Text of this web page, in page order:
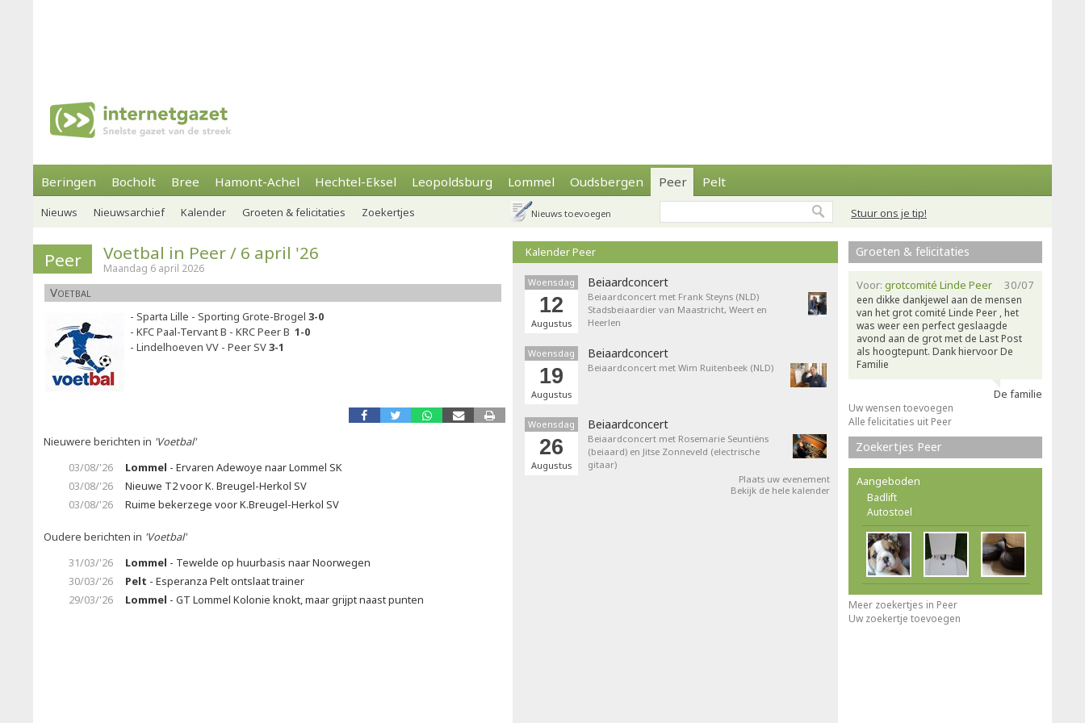
Beringen Bocholt Bree Hamont-Achel Hechtel-Eksel Leopoldsburg Lommel Oudsbergen Peer Pelt
Stuur ons je tip!
Nieuws Nieuwsarchief Kalender Groeten & felicitaties Zoekertjes Nieuws toevoegen
Peer Voetbal in Peer / 6 april '26
Maandag 6 april 2026
Voetbal
- Sparta Lille - Sporting Grote-Brogel 3-0
- KFC Paal-Tervant B - KRC Peer B 1-0
- Lindelhoeven VV - Peer SV3-1
Nieuwere berichten in 'Voetbal'
03/08/'26
Lommel - Ervaren Adewoye naar Lommel SK
03/08/'26
Nieuwe T2 voor K. Breugel-Herkol SV
03/08/'26
Ruime bekerzege voor K.Breugel-Herkol SV
Oudere berichten in 'Voetbal'
31/03/'26
Lommel - Tewelde op huurbasis naar Noorwegen
30/03/'26
Pelt - Esperanza Pelt ontslaat trainer
29/03/'26
Lommel - GT Lommel Kolonie knokt, maar grijpt naast punten
Kalender Peer
Woensdag
12
Augustus
Beiaardconcert
Beiaardconcert met Frank Steyns (NLD)
Stadsbeiaardier van Maastricht, Weert en
Heerlen
Woensdag
19
Augustus
Beiaardconcert
Beiaardconcert met Wim Ruitenbeek (NLD)
Woensdag
26
Augustus
Beiaardconcert
Beiaardconcert met Rosemarie Seuntiëns
(beiaard) en Jitse Zonneveld (electrische
gitaar)
Plaats uw evenement
Bekijk de hele kalender
Groeten & felicitaties
30/07
Voor: grotcomité Linde Peer
een dikke dankjewel aan de mensen
van het grot comité Linde Peer , het
was weer een perfect geslaagde
avond aan de grot met de Last Post
als hoogtepunt. Dank hiervoor De
Familie
De familie
Uw wensen toevoegen
Alle felicitaties uit Peer
Zoekertjes Peer
Aangeboden
Badlift
Autostoel
Meer zoekertjes in Peer
Uw zoekertje toevoegen